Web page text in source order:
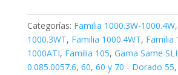
Categorías: Familia 1000.3W-1000.4W,
1000.3WT, Familia 1000.4WT, Familia
1000ATI, Familia 105, Gama Same
0.085.0057.6, 60, 60 y 70 - Dorado 55,